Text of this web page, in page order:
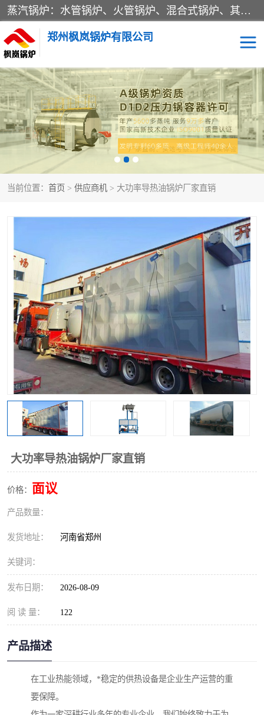
蒸汽锅炉：水管锅炉、火管锅炉、混合式锅炉、其他蒸汽锅炉； 热水锅炉：家用型集中供暖用热水锅炉、其他热水锅炉； 有机热载体锅炉； 船用蒸汽锅炉； （锅炉用辅助设备及装置）蒸汽冷凝器：表面冷凝器、混合式冷凝器、空冷式冷凝器、其他蒸汽冷凝器； 锅炉用辅助设备：节热器、蒸汽收集器、蓄能器、烟垢清除器、气体回收器、泥渣刮除器、空气预热器、其他锅炉用辅助设备；
郑州枫岚锅炉有限公司
当前位置： 首页 > 供应商机 > 大功率导热油锅炉厂家直销
大功率导热油锅炉厂家直销
价格： 面议
产品数量：
发货地址： 河南省郑州
关键词：
发布日期： 2026-08-09
阅 读 量： 122
产品描述
在工业热能领域，*稳定的供热设备是企业生产运营的重
要保障。